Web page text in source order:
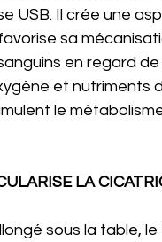
USB. Il crée une
sa
en regard
et nutriments
le
LA
sous la table,